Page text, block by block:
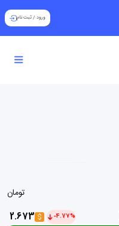
ورود /ثبت نام
تومان
-4.77%
$
2.673